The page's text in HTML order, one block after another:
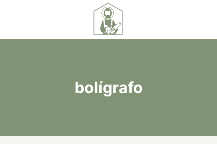
bolígrafo